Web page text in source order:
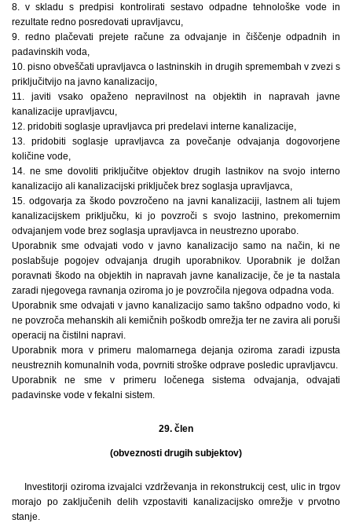
8. v skladu s predpisi kontrolirati sestavo odpadne tehnološke vode in
rezultate redno posredovati upravljavcu,
9. redno plačevati prejete račune za odvajanje in čiščenje odpadnih in
padavinskih voda,
10. pisno obveščati upravljavca o lastninskih in drugih spremembah v zvezi s
priključitvijo na javno kanalizacijo,
11. javiti vsako opaženo nepravilnost na objektih in napravah javne
kanalizacije upravljavcu,
12. pridobiti soglasje upravljavca pri predelavi interne kanalizacije,
13. pridobiti soglasje upravljavca za povečanje odvajanja dogovorjene
količine vode,
14. ne sme dovoliti priključitve objektov drugih lastnikov na svojo interno
kanalizacijo ali kanalizacijski priključek brez soglasja upravljavca,
15. odgovarja za škodo povzročeno na javni kanalizaciji, lastnem ali tujem
kanalizacijskem priključku, ki jo povzroči s svojo lastnino, prekomernim
odvajanjem vode brez soglasja upravljavca in neustrezno uporabo.
Uporabnik sme odvajati vodo v javno kanalizacijo samo na način, ki ne
poslabšuje pogojev odvajanja drugih uporabnikov. Uporabnik je dolžan
poravnati škodo na objektih in napravah javne kanalizacije, če je ta nastala
zaradi njegovega ravnanja oziroma jo je povzročila njegova odpadna voda.
Uporabnik sme odvajati v javno kanalizacijo samo takšno odpadno vodo, ki
ne povzroča mehanskih ali kemičnih poškodb omrežja ter ne zavira ali poruši
operacij na čistilni napravi.
Uporabnik mora v primeru malomarnega dejanja oziroma zaradi izpusta
neustreznih komunalnih voda, povrniti stroške odprave posledic upravljavcu.
Uporabnik ne sme v primeru ločenega sistema odvajanja, odvajati
padavinske vode v fekalni sistem.
29. člen
(obveznosti drugih subjektov)
Investitorji oziroma izvajalci vzdrževanja in rekonstrukcij cest, ulic in trgov
morajo po zaključenih delih vzpostaviti kanalizacijsko omrežje v prvotno
stanje.